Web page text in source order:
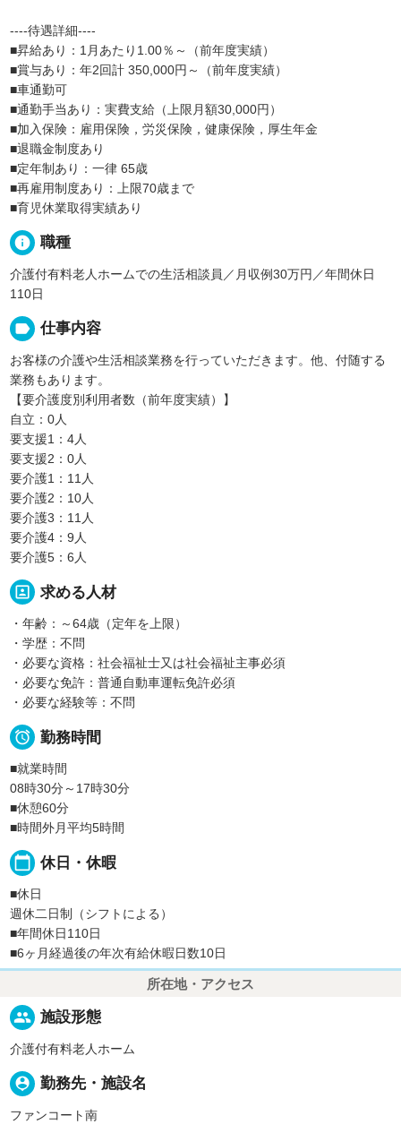
----待遇詳細----
■昇給あり：1月あたり1.00％～（前年度実績）
■賞与あり：年2回計 350,000円～（前年度実績）
■車通勤可
■通勤手当あり：実費支給（上限月額30,000円）
■加入保険：雇用保険，労災保険，健康保険，厚生年金
■退職金制度あり
■定年制あり：一律 65歳
■再雇用制度あり：上限70歳まで
■育児休業取得実績あり
info 職種
介護付有料老人ホームでの生活相談員／月収例30万円／年間休日
110日
label 仕事内容
お客様の介護や生活相談業務を行っていただきます。他、付随する
業務もあります。
【要介護度別利用者数（前年度実績）】
自立：0人
要支援1：4人
要支援2：0人
要介護1：11人
要介護2：10人
要介護3：11人
要介護4：9人
要介護5：6人
portrait 求める人材
・年齢：～64歳（定年を上限）
・学歴：不問
・必要な資格：社会福祉士又は社会福祉主事必須
・必要な免許：普通自動車運転免許必須
・必要な経験等：不問
 勤務時間
■就業時間
08時30分～17時30分
■休憩60分
■時間外月平均5時間
calendar_today 休日・休暇
■休日
週休二日制（シフトによる）
■年間休日110日
■6ヶ月経過後の年次有給休暇日数10日
所在地・アクセス
people 施設形態
介護付有料老人ホーム
person_pin 勤務先・施設名
ファンコート南